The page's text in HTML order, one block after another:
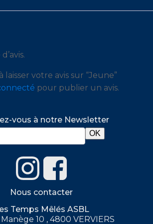
laisser votre avis sur “Jeune”
pour publier un avis.
vous à notre Newsletter
Nous contacter
Temps Mêlés ASBL
10 , 4800 VERVIERS